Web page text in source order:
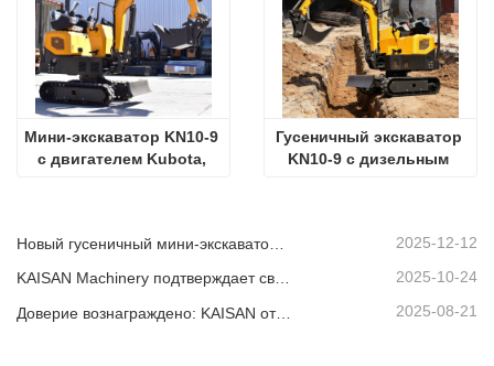
Мини-экскаватор KN10-9
с двигателем Kubota,
Гусеничный экскаватор
KN10-9 с дизельным
2025-12-12
KAISAN Machinery подтверждает свою поддержку в глобальном масштабе с помощью проактивной технической миссии 2025-10-24
Доверие вознаграждено: KAISAN отправляет повторный заказ на 20 экскаваторов своему давнему португальскому партнеру 2025-08-21